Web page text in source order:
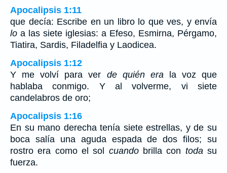
Apocalipsis 1:11
que decía: Escribe en un libro lo que ves, y envía
lo a las siete iglesias: a Efeso, Esmirna, Pérgamo,
Tiatira, Sardis, Filadelfia y Laodicea.
Apocalipsis 1:12
Y me volví para ver de quién era la voz que
hablaba conmigo. Y al volverme, vi siete
candelabros de oro;
Apocalipsis 1:16
En su mano derecha tenía siete estrellas, y de su
boca salía una aguda espada de dos filos; su
rostro era como el sol cuandobrilla con toda su
fuerza.